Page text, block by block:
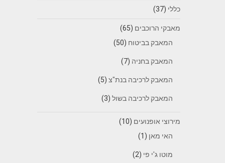
כללי (37)
מאבקי הרוכבים (65)
המאבק בביטוח (50)
המאבק בחניה (7)
המאבק לרכיבה בנת"צ(5)
המאבק לרכיבה בשול(3)
מירוצי אופנועים (10)
האי מאן (1)
מוטו ג'י פי (2)